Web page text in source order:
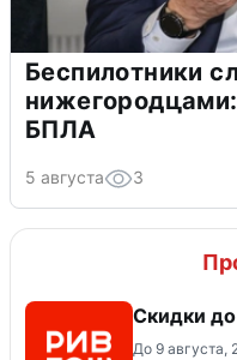
Беспилотники
БПЛА
5 августа 3
Скидки
До 9 августа,